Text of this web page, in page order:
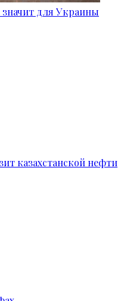
для Украины
казахстанской нефти